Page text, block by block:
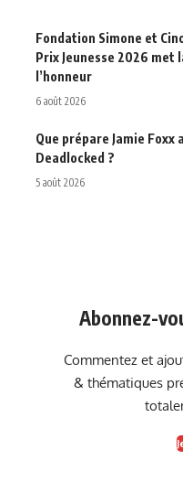
Fondation Simone et
Prix Jeunesse 2026 met
l’honneur
6 août 2026
Que prépare Jamie
Deadlocked ?
5 août 2026
Abonnez-
Commentez et
& thématiques